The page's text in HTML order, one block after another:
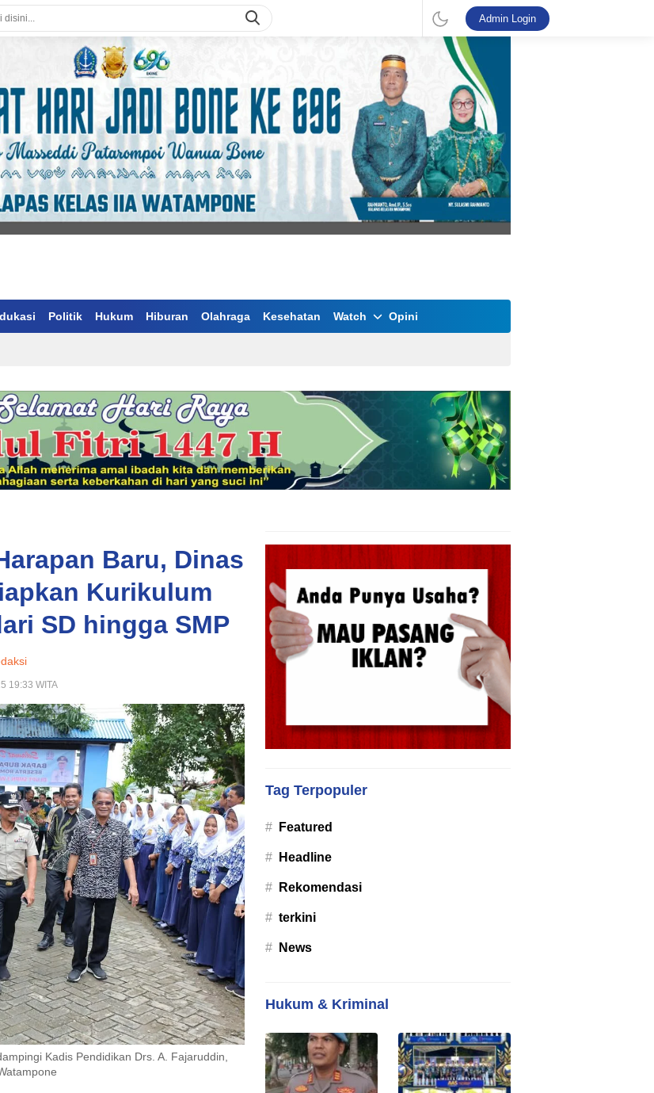
Admin Login
Politik Hukum Hiburan Olahraga Kesehatan Watch Opini
Baru, Dinas
Kurikulum
SD hingga SMP
19:33 WITA
Kadis Pendidikan Drs. A. Fajaruddin,
Tag Terpopuler
# Featured
# Headline
# Rekomendasi
# terkini
# News
Hukum & Kriminal